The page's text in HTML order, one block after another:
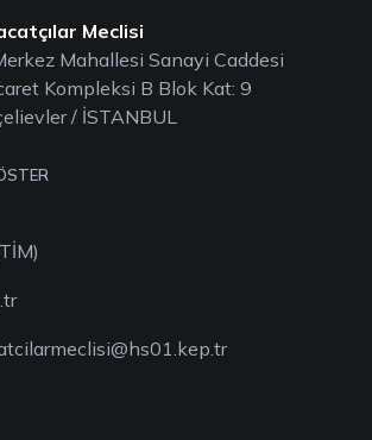
Meclisi
Mahallesi Sanayi Caddesi
Kompleksi B Blok Kat: 9
/ İSTANBUL